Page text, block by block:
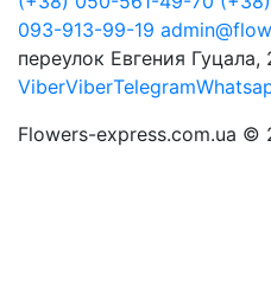
093-913-99-19
переулок Евгения Гуцала,
ViberViberTelegram
Flowers-express.com.ua ©